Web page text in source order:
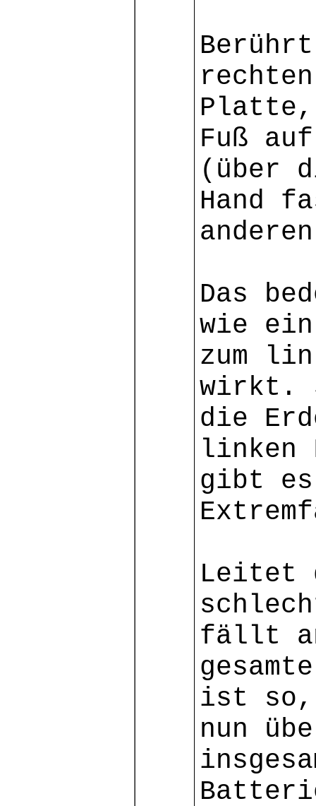
Fuß
(über
Hand
Das
wie
zum
wirkt.
die
gibt es
Leitet
fällt
ist so,
nun